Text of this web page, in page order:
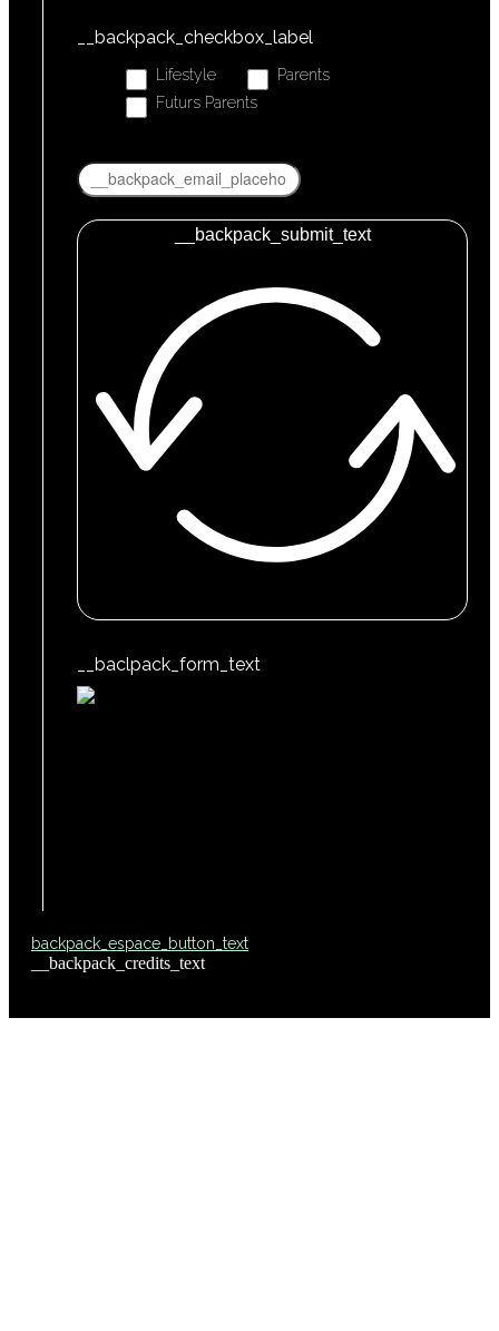
__backpack_checkbox_label
Lifestyle
Parents
Futurs Parents
__backpack_submit_text
__baclpack_form_text
backpack_espace_button_text
__backpack_credits_text